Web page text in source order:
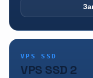
VPS SSD
VPS SSD 2